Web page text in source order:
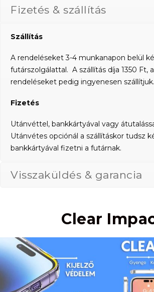
Fizetés & szállítás
Szállítás
A rendeléseket 3-4 munkanapon belül
futárszolgálattal. A szállítás díja 1350 Ft,
rendeléseket pedig ingyenesen szállítjuk.
Fizetés
Utánvéttel, bankkártyával vagy
Utánvétes opciónál a szállításkor tudsz
bankkártyával fizetni a futárnak.
Visszaküldés & garancia
Clear